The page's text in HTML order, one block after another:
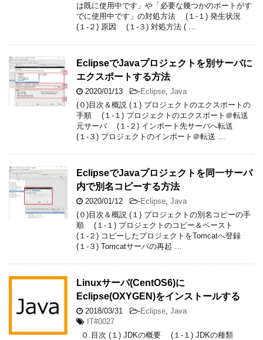
は既に使用中です」や「必要な幾つかのポートがす
でに使用中です」の対処方法 (１-１) 発生状況
(１-２) 原因 (１-３) 対処方法 ( …
EclipseでJavaプロジェクトを別サーバに
エクスポートする方法
2020/01/13 -Eclipse Java
(０)目次＆概説 (１) プロジェクトのエクスポートの
手順 (１-１) プロジェクトのエクスポート＠転送
元サーバ (１-２) インポート先サーバへ転送
(１-３) プロジェクトのインポート＠転送 …
EclipseでJavaプロジェクトを同一サーバ
内で別名コピーする方法
2020/01/12 -Eclipse Java
(０)目次＆概説 (１) プロジェクトの別名コピーの手
順 (１-１) プロジェクトのコピー＆ペースト
(１-２) コピーしたプロジェクトをTomcatへ登録
(１-３) Tomcatサーバの再起 …
Linuxサーバ(CentOS6)に
Eclipse(OXYGEN)をインストールする
2018/03/31 -Eclipse Java
IT#0027
０.目次 (１) JDKの概要 (１-１) JDKの種類